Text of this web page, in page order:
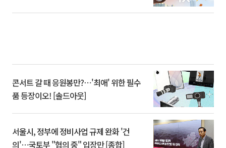
콘서트 갈 때 응원봉만?⋯'최애' 위한 필수
품 등장이오! [솔드아웃]
서울시, 정부에 정비사업 규제 완화 '건
의'⋯국토부 "협의 중" 입장만 [종합]